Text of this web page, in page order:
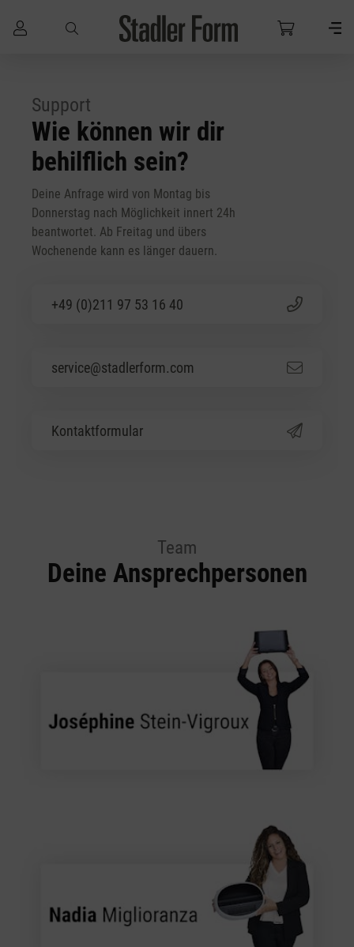
Support
Wie können wir dir
behilflich sein?
Deine Anfrage wird von Montag bis
Donnerstag nach Möglichkeit innert 24h
beantwortet. Ab Freitag und übers
Wochenende kann es länger dauern.
+49 (0)211 97 53 16 40
service@stadlerform.com
Kontaktformular
Team
Deine Ansprechpersonen